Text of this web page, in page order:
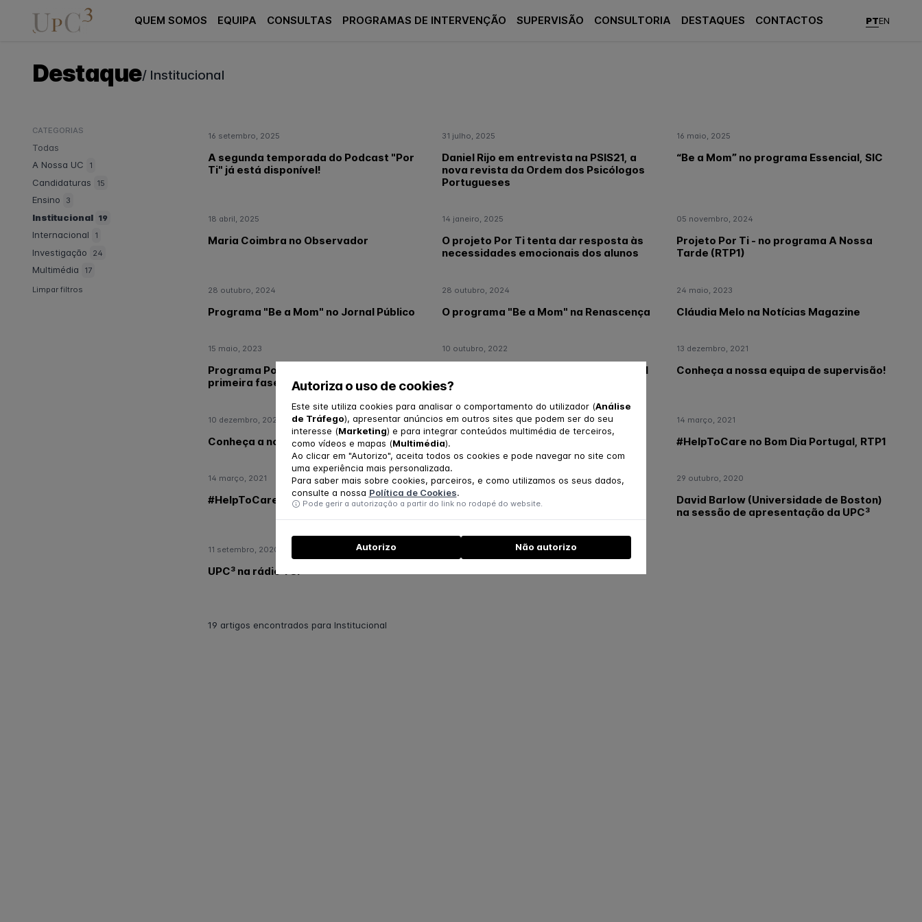
Autoriza o uso de cookies?
Este site utiliza cookies para analisar o comportamento do utilizador (Análise
de Tráfego), apresentar anúncios em outros sites que podem ser do seu
interesse (Marketing) e para integrar conteúdos multimédia de terceiros,
como vídeos e mapas (Multimédia).
Ao clicar em "Autorizo", aceita todos os cookies e pode navegar no site com
uma experiência mais personalizada.
Para saber mais sobre cookies, parceiros, e como utilizamos os seus dados,
consulte a nossa Política de Cookies.
Pode gerir a autorização a partir do link no rodapé do website.
Autorizo Não autorizo
QUEM SOMOS EQUIPA CONSULTAS PROGRAMAS DE INTERVENÇÃO SUPERVISÃO CONSULTORIA DESTAQUES CONTACTOS PTEN
Destaque/ Institucional
CATEGORIAS
Todas
A Nossa UC
1
Candidaturas 15
Ensino 3
Institucional 19
Internacional 1
Investigação 24
Multimédia
17
Limpar filtros
16 setembro, 2025
A segunda temporada do Podcast "Por
Ti" já está disponível!
31 julho, 2025
Daniel Rijo em entrevista na PSIS21, a
nova revista da Ordem dos Psicólogos
Portugueses
16 maio, 2025
“Be a Mom” no programa Essencial, SIC
18 abril, 2025
Maria Coimbra no Observador
14 janeiro, 2025
O projeto Por Ti tenta dar resposta às
necessidades emocionais dos alunos
05 novembro, 2024
Projeto Por Ti - no programa A Nossa
Tarde (RTP1)
28 outubro, 2024
Programa "Be a Mom" no Jornal Público
28 outubro, 2024
O programa "Be a Mom" na Renascença
24 maio, 2023
Cláudia Melo na Notícias Magazine
15 maio, 2023
Programa Por Ti - Resultados da
primeira fase do projeto
10 outubro, 2022
UPC3 na Notícias UC - Dia Internacional
da Saúde Mental
13 dezembro, 2021
Conheça a nossa equipa de supervisão!
10 dezembro, 2021
Conheça a nossa equipa clínica!
14 março, 2021
#HelpToCare na Antena 1
14 março, 2021
#HelpToCare no Bom Dia Portugal, RTP1
14 março, 2021
#HelpToCare no Jornal Síntese, SIC
07 fevereiro, 2021
HelpToCare
29 outubro, 2020
David Barlow (Universidade de Boston)
na sessão de apresentação da UPC³
11 setembro, 2020
UPC³ na rádio TSF
19 artigos encontrados para Institucional